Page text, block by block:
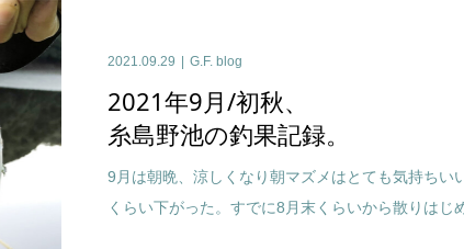
2021.09.29 G.F. blog
2021年9月/初秋、
糸島野池の釣果記録。
9月は朝晩、涼しくなり朝マズメはとても気持ちい
くらい下がった。すでに8月末くらいから散りはじ